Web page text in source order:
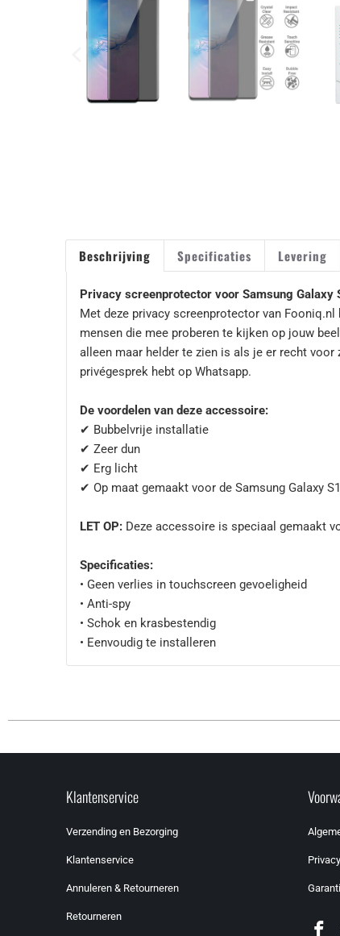
Beschrijving
Privacy screenprotector voor Samsung Galaxy
Met deze privacy screenprotector van
mensen die mee proberen te kijken op jouw
alleen maar helder te zien is als je er recht
privégesprek hebt op Whatsapp.
De voordelen van deze accessoire:
✔ Bubbelvrije installatie
✔ Zeer dun
✔ Erg licht
✔ Op maat gemaakt voor de Samsung Galaxy
LET OP: Deze accessoire is speciaal gemaakt
Specificaties:
• Geen verlies in touchscreen gevoeligheid
• Anti-spy
• Schok en krasbestendig
• Eenvoudig te installeren
Specificaties Levering
Klantenservice
Verzending en Bezorging
Klantenservice
Annuleren & Retourneren
Retourneren